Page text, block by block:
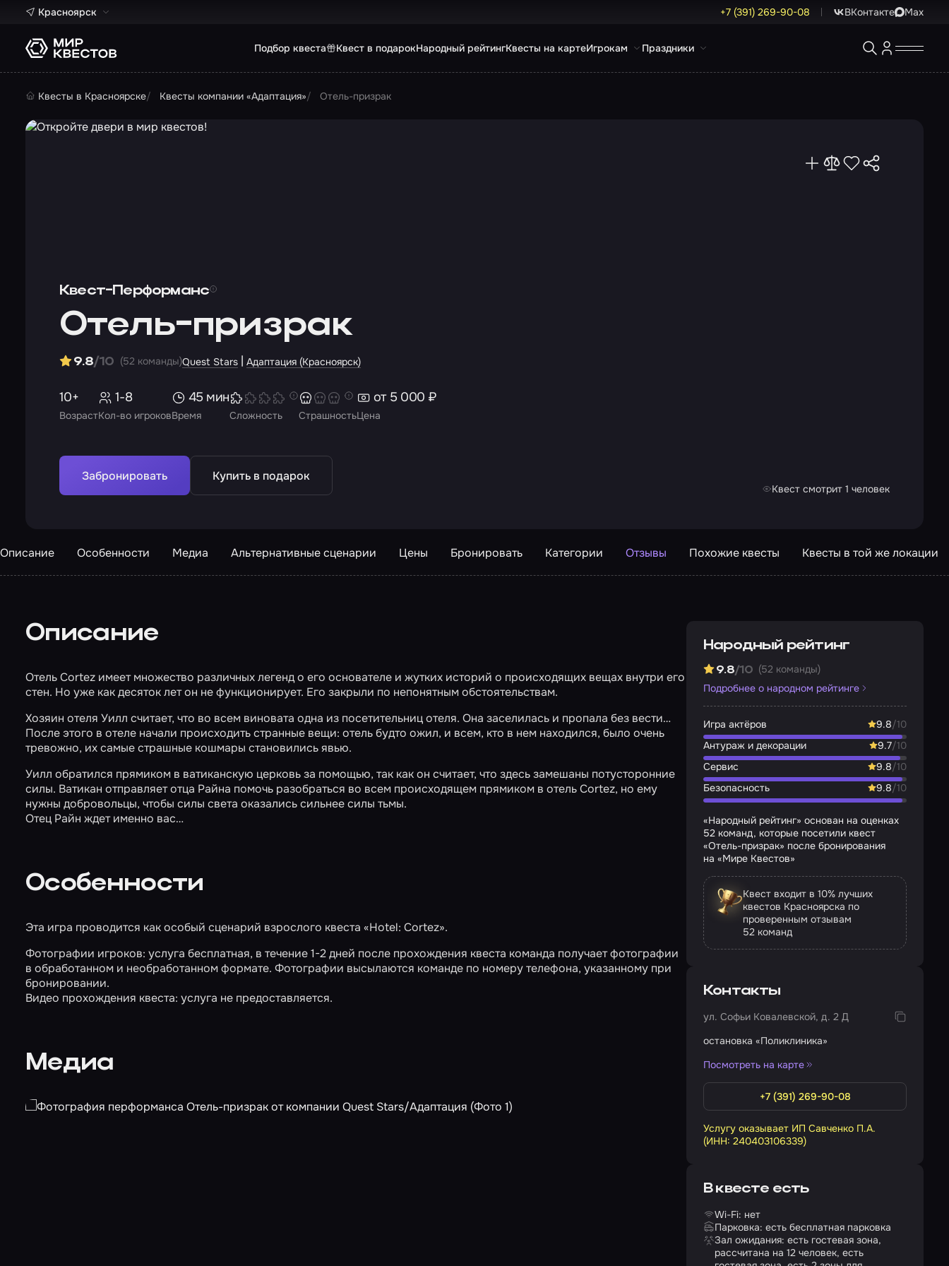
Красноярск +7 (391) 269-90-08 ВКонтакте Max
Подбор квеста Квест в подарокНародный рейтингКвесты на картеИгрокам Праздники
Квесты в Красноярске Квесты компании «Адаптация» Отель-призрак
Квест-Перформанс
Отель-призрак
Quest Stars| Адаптация (Красноярск)
9.8/10 (52 команды)
Возраст
10+
Кол-во игроков
1-8
Время
45 мин
Сложность СтрашностьЦена
от 5 000 ₽
Забронировать Купить в подарок
Квест смотрит 1 человек
Описание Особенности Медиа Альтернативные сценарии Цены Бронировать Категории Отзывы Похожие квесты Квесты в той же локации
Описание
Отель Cortez имеет множество различных легенд о его основателе и жутких историй о происходящих вещах внутри его
стен. Но уже как десяток лет он не функционирует. Его закрыли по непонятным обстоятельствам.
Хозяин отеля Уилл считает, что во всем виновата одна из посетительниц отеля. Она заселилась и пропала без вести…
После этого в отеле начали происходить странные вещи: отель будто ожил, и всем, кто в нем находился, было очень
тревожно, их самые страшные кошмары становились явью.
Уилл обратился прямиком в ватиканскую церковь за помощью, так как он считает, что здесь замешаны потусторонние
силы. Ватикан отправляет отца Райна помочь разобраться во всем происходящем прямиком в отель Cortez, но ему
нужны добровольцы, чтобы силы света оказались сильнее силы тьмы.
Отец Райн ждет именно вас…
Особенности
Эта игра проводится как особый сценарий взрослого квеста «Hotel: Cortez».
Фотографии игроков: услуга бесплатная, в течение 1-2 дней после прохождения квеста команда получает фотографии
в обработанном и необработанном формате. Фотографии высылаются команде по номеру телефона, указанному при
бронировании.
Видео прохождения квеста: услуга не предоставляется.
Медиа
Народный рейтинг
9.8/10 (52 команды)
Подробнее о народном рейтинге
Игра актёров 9.8/10
Антураж и декорации
9.7/10
Сервис
9.8/10
Безопасность
9.8/10
«Народный рейтинг» основан на оценках
52 команд, которые посетили квест
«Отель-призрак» после бронирования
на «Мире Квестов»
Квест входит в 10% лучших
квестов Красноярска по
проверенным отзывам
52 команд
Контакты
ул. Софьи Ковалевской, д. 2 Д
остановка «Поликлиника»
Посмотреть на карте
+7 (391) 269-90-08
Услугу оказывает ИП Савченко П.А.
(ИНН: 240403106339)
В квесте есть
Wi-Fi: нет
Парковка: есть бесплатная парковка
Зал ожидания: есть гостевая зона,
рассчитана на 12 человек, есть